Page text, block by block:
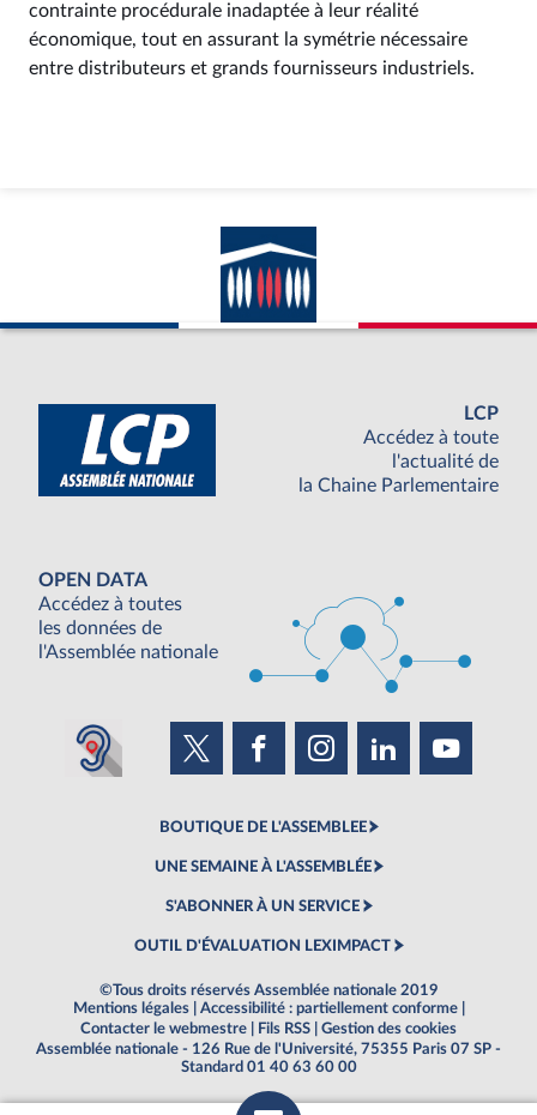
contrainte procédurale inadaptée à leur réalité
économique, tout en assurant la symétrie nécessaire
entre distributeurs et grands fournisseurs industriels.
LCP
Accédez à toute
l'actualité de
la Chaine Parlementaire
OPEN DATA
Accédez à toutes
les données de
l'Assemblée nationale
BOUTIQUE DE L'ASSEMBLEE
UNE SEMAINE À L'ASSEMBLÉE
S'ABONNER À UN SERVICE
OUTIL D'ÉVALUATION LEXIMPACT
©Tous droits réservés Assemblée nationale 2019
Mentions légales
Accessibilité : partiellement conforme
Contacter le webmestre
Fils RSS
Gestion des cookies
Assemblée nationale - 126 Rue de l'Université, 75355 Paris 07 SP -
Standard 01 40 63 60 00